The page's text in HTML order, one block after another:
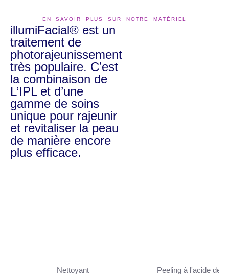
EN SAVOIR PLUS SUR NOTRE MATÉRIEL
illumiFacial® est un
traitement de
photorajeunissement
très populaire. C’est
la combinaison de
L’IPL et d’une
gamme de soins
unique pour rajeunir
et revitaliser la peau
de manière encore
plus efficace.
Nettoyant Peeling à l'acide de